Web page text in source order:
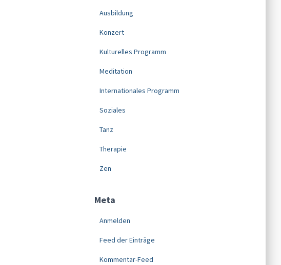
Ausbildung
Konzert
Kulturelles Programm
Meditation
Internationales Programm
Soziales
Tanz
Therapie
Zen
Meta
Anmelden
Feed der Einträge
Kommentar-Feed